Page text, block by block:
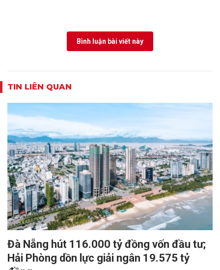
Bình luận bài viết này
TIN LIÊN QUAN
Đà Nẵng hút 116.000 tỷ đồng vốn đầu tư;
Hải Phòng dồn lực giải ngân 19.575 tỷ